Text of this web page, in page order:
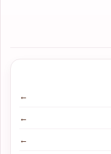
←
←
←